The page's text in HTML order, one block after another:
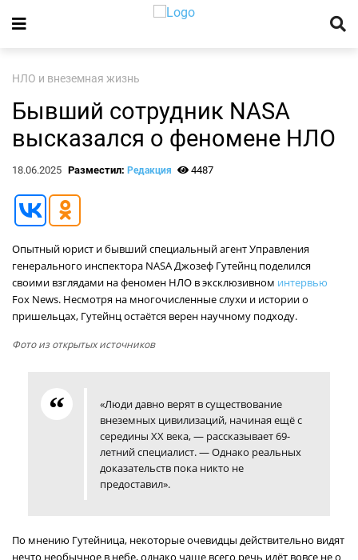
НЛО и внеземная жизнь
Бывший сотрудник NASA
высказался о феномене НЛО
18.06.2025 Разместил: Редакция 4487
Опытный юрист и бывший специальный агент Управления
генерального инспектора NASA Джозеф Гутейнц поделился
своими взглядами на феномен НЛО в эксклюзивном интервью
Fox News. Несмотря на многочисленные слухи и истории о
пришельцах, Гутейнц остаётся верен научному подходу.
Фото из открытых источников
«Люди давно верят в существование
внеземных цивилизаций, начиная ещё с
середины XX века, — рассказывает 69-
летний специалист. — Однако реальных
доказательств пока никто не
предоставил».
По мнению Гутейница, некоторые очевидцы действительно видят
нечто необычное в небе, однако чаще всего речь идёт вовсе не о